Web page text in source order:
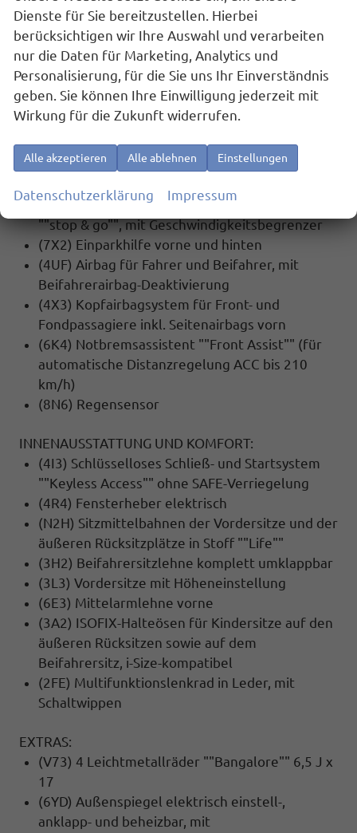
SICHERHEIT:
(1AS) Elektronisches Stabilisierungsprogramm
mit Gegenlenkunterstützung, ABS, ASR, EDS,
MSR und Gespannstabilisierung
(7L6) Start-Stopp Automatik
(4L6) Innenspiegel automatisch abblendend
(UG1) Berganfahrassistent
(7W2) Proaktives Insassenschutzsystem in
Verbindung mit ""Front Assist""
(8T8) Automatische Distanzregelung ACC
""stop & go"", mit Geschwindigkeitsbegrenzer
(7X2) Einparkhilfe vorne und hinten
(4UF) Airbag für Fahrer und Beifahrer, mit
Beifahrerairbag-Deaktivierung
(4X3) Kopfairbagsystem für Front- und
Fondpassagiere inkl. Seitenairbags vorn
(6K4) Notbremsassistent ""Front Assist"" (für
automatische Distanzregelung ACC bis 210
km/h)
(8N6) Regensensor
INNENAUSSTATTUNG UND KOMFORT:
(4I3) Schlüsselloses Schließ- und Startsystem
""Keyless Access"" ohne SAFE-Verriegelung
(4R4) Fensterheber elektrisch
(N2H) Sitzmittelbahnen der Vordersitze und der
äußeren Rücksitzplätze in Stoff ""Life""
(3H2) Beifahrersitzlehne komplett umklappbar
(3L3) Vordersitze mit Höheneinstellung
(6E3) Mittelarmlehne vorne
(3A2) ISOFIX-Halteösen für Kindersitze auf den
äußeren Rücksitzen sowie auf dem
Beifahrersitz, i-Size-kompatibel
(2FE) Multifunktionslenkrad in Leder, mit
Schaltwippen
EXTRAS:
(V73) 4 Leichtmetallräder ""Bangalore"" 6,5 J x
17
(6YD) Außenspiegel elektrisch einstell-,
anklapp- und beheizbar, mit
Dienste für Sie bereitzustellen. Hierbei
berücksichtigen wir Ihre Auswahl und verarbeiten
nur die Daten für Marketing, Analytics und
Personalisierung, für die Sie uns Ihr Einverständnis
geben. Sie können Ihre Einwilligung jederzeit mit
Wirkung für die Zukunft widerrufen.
Alle akzeptieren Alle ablehnen Einstellungen
Datenschutzerklärung Impressum